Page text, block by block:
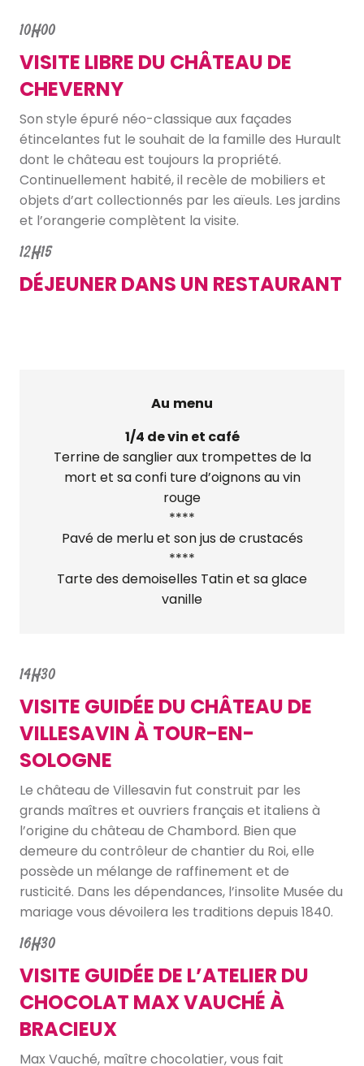
10H00
VISITE LIBRE DU CHÂTEAU DE
CHEVERNY
Son style épuré néo-classique aux façades
étincelantes fut le souhait de la famille des Hurault
dont le château est toujours la propriété.
Continuellement habité, il recèle de mobiliers et
objets d’art collectionnés par les aïeuls. Les jardins
et l’orangerie complètent la visite.
12H15
DÉJEUNER DANS UN RESTAURANT
Au menu
1/4 de vin et café
Terrine de sanglier aux trompettes de la
mort et sa confi ture d’oignons au vin
rouge
****
Pavé de merlu et son jus de crustacés
****
Tarte des demoiselles Tatin et sa glace
vanille
14H30
VISITE GUIDÉE DU CHÂTEAU DE
VILLESAVIN À TOUR-EN-
SOLOGNE
Le château de Villesavin fut construit par les
grands maîtres et ouvriers français et italiens à
l’origine du château de Chambord. Bien que
demeure du contrôleur de chantier du Roi, elle
possède un mélange de raffinement et de
rusticité. Dans les dépendances, l’insolite Musée du
mariage vous dévoilera les traditions depuis 1840.
16H30
VISITE GUIDÉE DE L’ATELIER DU
CHOCOLAT MAX VAUCHÉ À
BRACIEUX
Max Vauché, maître chocolatier, vous fait